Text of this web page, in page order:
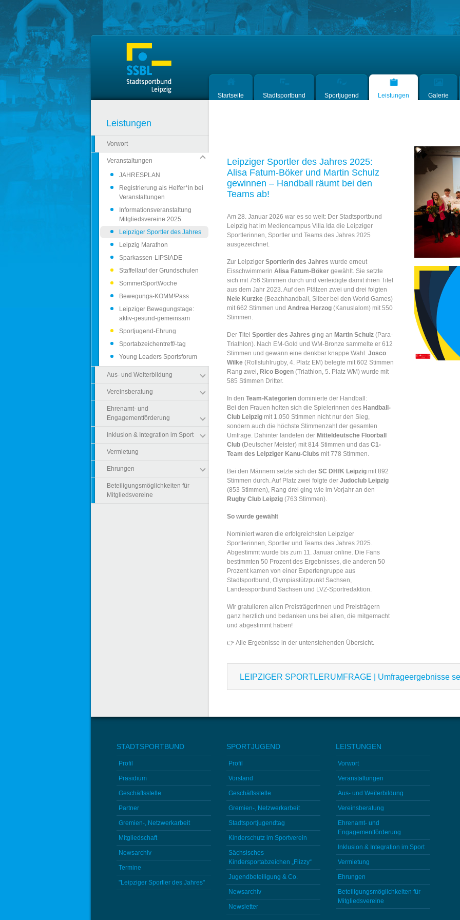
Zum Hauptinhalt springen
Startseite Stadtsportbund Sportjugend Leistungen Galerie
Leistungen
Vorwort
Veranstaltungen
JAHRESPLAN
Registrierung als Helfer*in bei
Veranstaltungen
Informationsveranstaltung
Mitgliedsvereine 2025
Leipziger Sportler des Jahres
(current)
Leipzig Marathon
Sparkassen-LIPSIADE
Staffellauf der Grundschulen
SommerSportWoche
Bewegungs-KOMM!Pass
Leipziger Bewegungstage:
aktiv-gesund-gemeinsam
Sportjugend-Ehrung
Sportabzeichentreff/-tag
Young Leaders Sportsforum
Aus- und Weiterbildung
Vereinsberatung
Ehrenamt- und
Engagementförderung
Inklusion & Integration im Sport
Vermietung
Ehrungen
Beteiligungsmöglichkeiten für
Mitgliedsvereine
Leipziger Sportler des Jahres 2025:
Alisa Fatum-Böker und Martin Schulz
gewinnen – Handball räumt bei den
Teams ab!
Am 28. Januar 2026 war es so weit: Der Stadtsportbund
Leipzig hat im Mediencampus Villa Ida die Leipziger
Sportlerinnen, Sportler und Teams des Jahres 2025
ausgezeichnet.
Zur Leipziger Sportlerin des Jahres wurde erneut
Eisschwimmerin Alisa Fatum-Böker gewählt. Sie setzte
sich mit 756 Stimmen durch und verteidigte damit ihren Titel
aus dem Jahr 2023. Auf den Plätzen zwei und drei folgten
Nele Kurzke (Beachhandball, Silber bei den World Games)
mit 662 Stimmen und Andrea Herzog (Kanuslalom) mit 550
Stimmen.
Der Titel Sportler des Jahres ging an Martin Schulz (Para-
Triathlon). Nach EM-Gold und WM-Bronze sammelte er 612
Stimmen und gewann eine denkbar knappe Wahl. Josco
Wilke (Rollstuhlrugby, 4. Platz EM) belegte mit 602 Stimmen
Rang zwei, Rico Bogen (Triathlon, 5. Platz WM) wurde mit
585 Stimmen Dritter.
In den Team-Kategorien dominierte der Handball:
Bei den Frauen holten sich die Spielerinnen des Handball-
Club Leipzig mit 1.050 Stimmen nicht nur den Sieg,
sondern auch die höchste Stimmenzahl der gesamten
Umfrage. Dahinter landeten der Mitteldeutsche Floorball
Club (Deutscher Meister) mit 814 Stimmen und das C1-
Team des Leipziger Kanu-Clubs mit 778 Stimmen.
Bei den Männern setzte sich der SC DHfK Leipzig mit 892
Stimmen durch. Auf Platz zwei folgte der Judoclub Leipzig
(853 Stimmen), Rang drei ging wie im Vorjahr an den
Rugby Club Leipzig (763 Stimmen).
So wurde gewählt
Nominiert waren die erfolgreichsten Leipziger
Sportlerinnen, Sportler und Teams des Jahres 2025.
Abgestimmt wurde bis zum 11. Januar online. Die Fans
bestimmten 50 Prozent des Ergebnisses, die anderen 50
Prozent kamen von einer Expertengruppe aus
Stadtsportbund, Olympiastützpunkt Sachsen,
Landessportbund Sachsen und LVZ-Sportredaktion.
Wir gratulieren allen Preisträgerinnen und Preisträgern
ganz herzlich und bedanken uns bei allen, die mitgemacht
und abgestimmt haben!
👉 Alle Ergebnisse in der untenstehenden Übersicht.
LEIPZIGER SPORTLERUMFRAGE | Umfrageergebnisse
STADTSPORTBUND
Profil
Präsidium
Geschäftsstelle
Partner
Gremien-, Netzwerkarbeit
Mitgliedschaft
Newsarchiv
Termine
"Leipziger Sportler des Jahres"
SPORTJUGEND
Profil
Vorstand
Geschäftsstelle
Gremien-, Netzwerkarbeit
Stadtsportjugendtag
Kinderschutz im Sportverein
Sächsisches
Kindersportabzeichen „Flizzy“
Jugendbeteiligung & Co.
Newsarchiv
Newsletter
LEISTUNGEN
Vorwort
Veranstaltungen
Aus- und Weiterbildung
Vereinsberatung
Ehrenamt- und
Engagementförderung
Inklusion & Integration im Sport
Vermietung
Ehrungen
Beteiligungsmöglichkeiten für
Mitgliedsvereine